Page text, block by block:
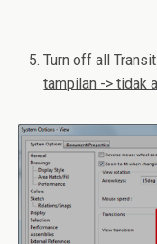
Turn off all
tampilan -> tidak